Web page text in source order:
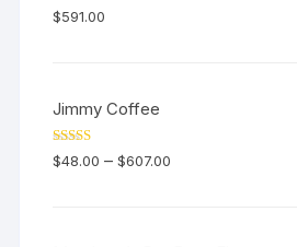
Valorado en
5.00 de 5
$591.00
Jimmy Coffee
Valorado en
5.00de 5
$48.00 –$607.00